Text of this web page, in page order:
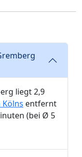
liegt 2,9
entfernt
(bei Ø 5